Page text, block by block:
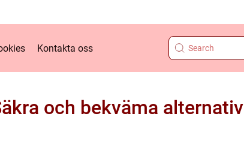
Kontakta oss
och bekväma alternativ